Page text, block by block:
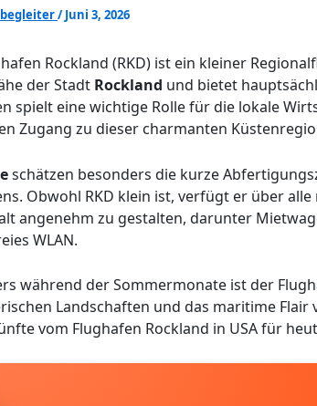
/Juni 3, 2026
Rockland (RKD) ist ein kleiner
der Stadt Rockland und bietet
spielt eine wichtige Rolle für die lokale
Zugang zu dieser charmanten
schätzen besonders die kurze
Obwohl RKD klein ist, verfügt er über
angenehm zu gestalten, darunter
WLAN.
während der Sommermonate ist der
Landschaften und das maritime Flair
vom Flughafen Rockland in USA für